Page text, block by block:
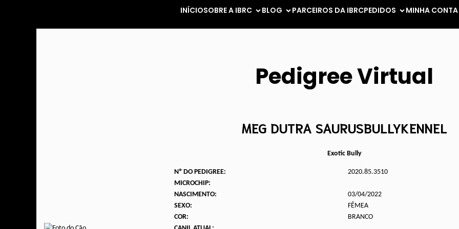
INÍCIOSOBRE A IBRC BLOG PARCEIROS DA IBRCPEDIDOS MINHA CONTA
Pedigree Virtual
MEG DUTRA SAURUSBULLYKENNEL
Exotic Bully
Nº DO PEDIGREE:
2020.85.3510
MICROCHIP:
NASCIMENTO:
03/04/2022
SEXO:
FÊMEA
COR:
BRANCO